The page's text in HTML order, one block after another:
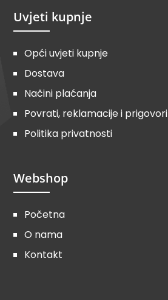
Uvjeti kupnje
Opći uvjeti kupnje
Dostava
Načini plaćanja
Povrati, reklamacije i prigovori
Politika privatnosti
Webshop
Početna
O nama
Kontakt